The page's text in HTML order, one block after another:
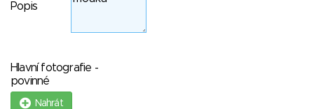
Popis
Hlavní fotografie -
povinné
Nahrát